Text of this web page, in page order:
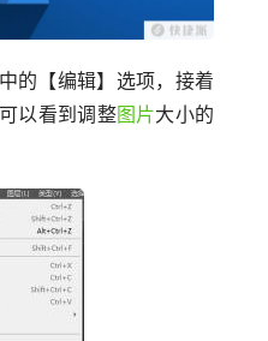
的【编辑】选项，接着
以看到调整图片大小的